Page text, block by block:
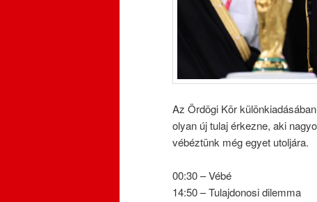
Az Ördögi Kör
olyan új tulaj érkezne, aki
vébéztünk még egyet utoljára.
00:30 – Vébé
14:50 – Tulajdonosi dilemma